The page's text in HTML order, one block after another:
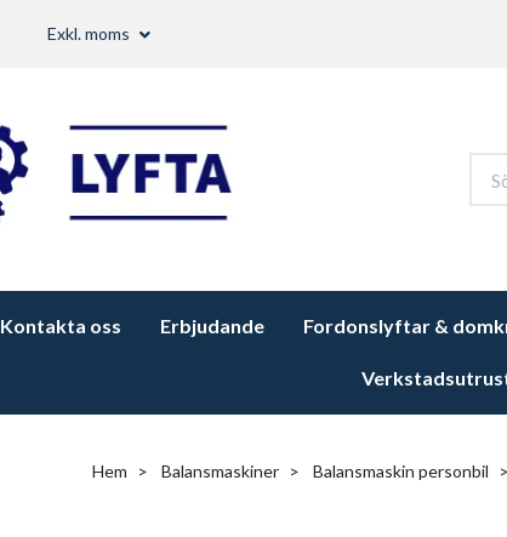
Exkl. moms
Kontakta oss Erbjudande Fordonslyftar &
Hem Balansmaskiner Balansmaskin personbil